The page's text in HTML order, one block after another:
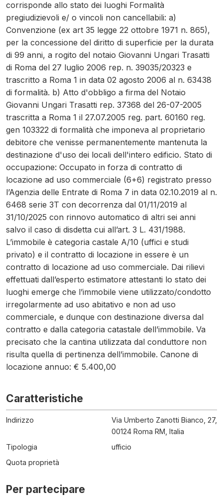
corrisponde allo stato dei luoghi Formalità
pregiudizievoli e/ o vincoli non cancellabili: a)
Convenzione (ex art 35 legge 22 ottobre 1971 n. 865),
per la concessione del diritto di superficie per la durata
di 99 anni, a rogito del notaio Giovanni Ungari Trasatti
di Roma del 27 luglio 2006 rep. n. 39035/20323 e
trascritto a Roma 1 in data 02 agosto 2006 al n. 63438
di formalità. b) Atto d'obbligo a firma del Notaio
Giovanni Ungari Trasatti rep. 37368 del 26-07-2005
trascritta a Roma 1 il 27.07.2005 reg. part. 60160 reg.
gen 103322 di formalità che imponeva al proprietario
debitore che venisse permanentemente mantenuta la
destinazione d'uso dei locali dell'intero edificio. Stato di
occupazione: Occupato in forza di contratto di
locazione ad uso commerciale (6+6) registrato presso
l’Agenzia delle Entrate di Roma 7 in data 02.10.2019 al n.
6468 serie 3T con decorrenza dal 01/11/2019 al
31/10/2025 con rinnovo automatico di altri sei anni
salvo il caso di disdetta cui all’art. 3 L. 431/1988.
L’immobile è categoria castale A/10 (uffici e studi
privato) e il contratto di locazione in essere è un
contratto di locazione ad uso commerciale. Dai rilievi
effettuati dall’esperto estimatore attestanti lo stato dei
luoghi emerge che l’immobile viene utilizzato/condotto
irregolarmente ad uso abitativo e non ad uso
commerciale, e dunque con destinazione diversa dal
contratto e dalla categoria catastale dell’immobile. Va
precisato che la cantina utilizzata dal conduttore non
risulta quella di pertinenza dell’immobile. Canone di
locazione annuo: € 5.400,00
Caratteristiche
Indirizzo
Via Umberto Zanotti Bianco, 27,
00124 Roma RM, Italia
Tipologia
ufficio
Quota proprietà
Per partecipare